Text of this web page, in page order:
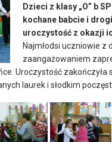
Dzieci z klasy „O” b
kochane babcie i
uroczystość z okazji
Najmłodsi uczniowie z
zaangażowaniem
Uroczystość zakończyła
laurek i słodkim